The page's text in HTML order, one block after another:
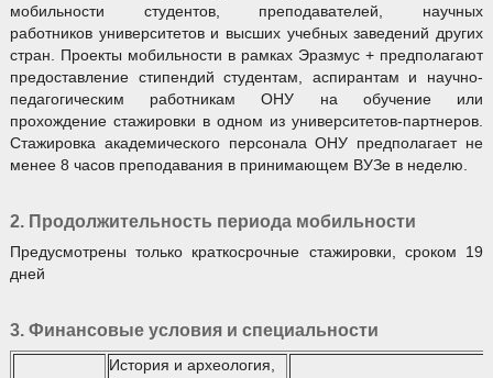
мобильности студентов, преподавателей, научных
работников университетов и высших учебных заведений других
стран. Проекты мобильности в рамках Эразмус + предполагают
предоставление стипендий студентам, аспирантам и научно-
педагогическим работникам ОНУ на обучение или
прохождение стажировки в одном из университетов-партнеров.
Стажировка академического персонала ОНУ предполагает не
менее 8 часов преподавания в принимающем ВУЗе в неделю.
2. Продолжительность периода мобильности
Предусмотрены только краткосрочные стажировки, сроком 19
дней
3. Финансовые условия и специальности
История и археология,